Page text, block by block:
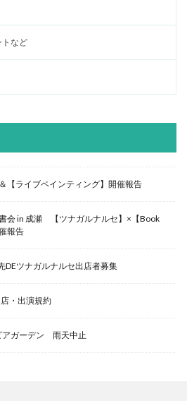
トなど
ライブペインティング】開催報告
会 in 成瀬 【ツナガルナルセ】×【Book
報告
ツナガルナルセ出店者募集
・出演規約
アガーデン 雨天中止